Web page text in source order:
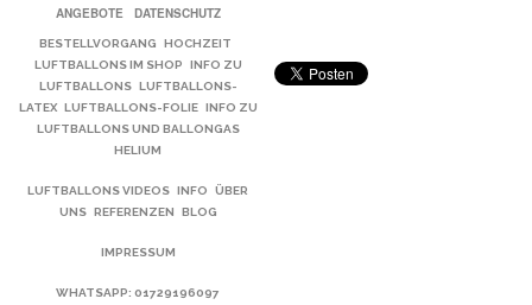
ANGEBOTE
DATENSCHUTZ
BESTELLVORGANG
HOCHZEIT
LUFTBALLONS IM SHOP
INFO ZU
LUFTBALLONS
LUFTBALLONS-
LATEX
LUFTBALLONS-FOLIE
INFO ZU
LUFTBALLONS UND BALLONGAS
HELIUM
LUFTBALLONS VIDEOS INFO
ÜBER
UNS
REFERENZEN BLOG
IMPRESSUM
WHATSAPP: 01729196097